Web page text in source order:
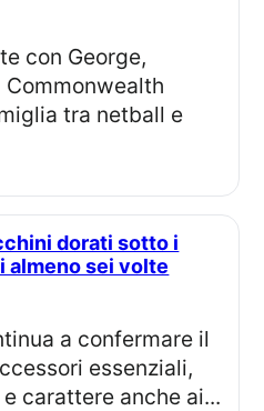
tra netball e
almeno sei volte
essenziali,
carattere anche ai...